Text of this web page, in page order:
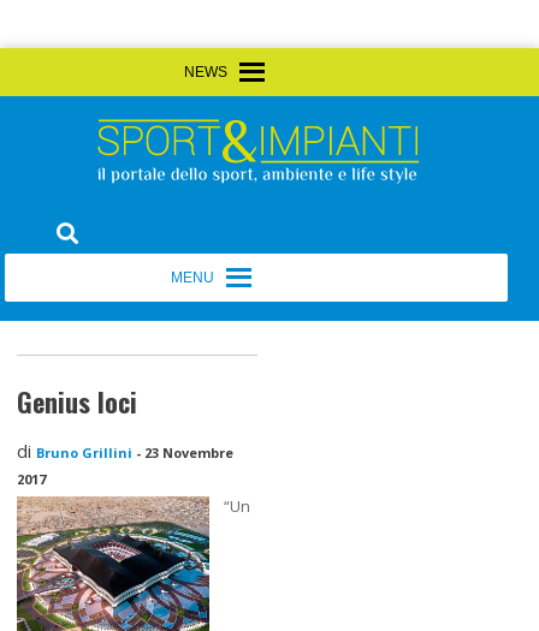
to
Sport&Impianti
Genius loci
di Bruno Grillini - 23 Novembre
2017
“Un